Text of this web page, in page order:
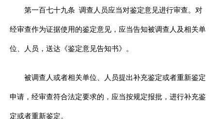
第一百七十九条 调查人员应当对鉴定意见进行审查。对
经审查作为证据使用的鉴定意见，应当告知被调查人及相关单
位、人员，送达《鉴定意见告知书》。
被调查人或者相关单位、人员提出补充鉴定或者重新鉴定
申请，经审查符合法定要求的，应当按规定报批，进行补充鉴
定或者重新鉴定。